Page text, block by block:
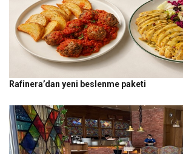
Rafinera’dan yeni beslenme paketi